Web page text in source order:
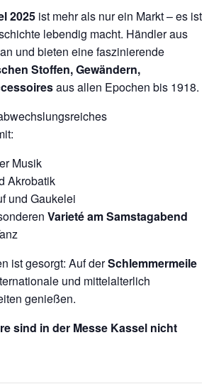
2025 ist mehr als nur ein Markt – es ist
lebendig macht. Händler aus
und bieten eine faszinierende
Stoffen, Gewändern,
aus allen Epochen bis 1918.
Musik
Akrobatik
und Gaukelei
Varieté am Samstagabend
ist gesorgt: Auf derSchlemmermeile
und mittelalterlich
genießen.
sind in der Messe Kassel nicht